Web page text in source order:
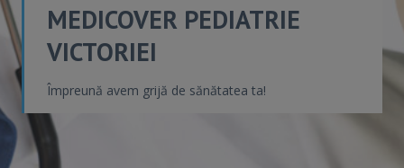
MEDICOVER PEDIATRIE
VICTORIEI
Împreună avem grijă de sănătatea ta!